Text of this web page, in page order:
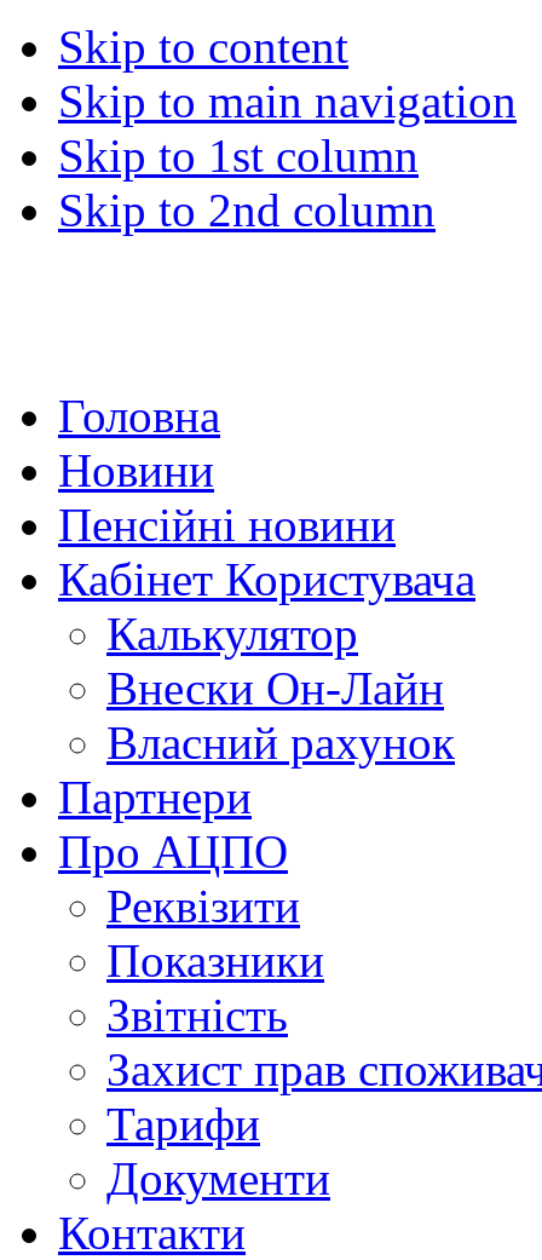
Skip to content
Skip to main navigation
Skip to 1st column
Skip to 2nd column
Головна
Новини
Пенсійні новини
Кабінет Користувача
Калькулятор
Внески Он-Лайн
Власний рахунок
Партнери
Про АЦПО
Реквізити
Показники
Звітність
Захист прав
Тарифи
Документи
Контакти